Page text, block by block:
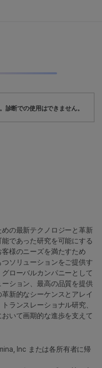
診断での使用はできません。
の最新テクノロジーと革新
であった研究を可能にする
様のニーズを満たすため
ソリューションをご提供す
ローバルカンパニーとして
ション、最高の品質を提供
新的なシーケンスとアレイ
ランスレーショナル研究、
いて画期的な進歩を支えて
Inc または各所有者に帰